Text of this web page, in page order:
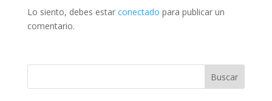
Lo siento, debes estar conectado para publicar un
comentario.